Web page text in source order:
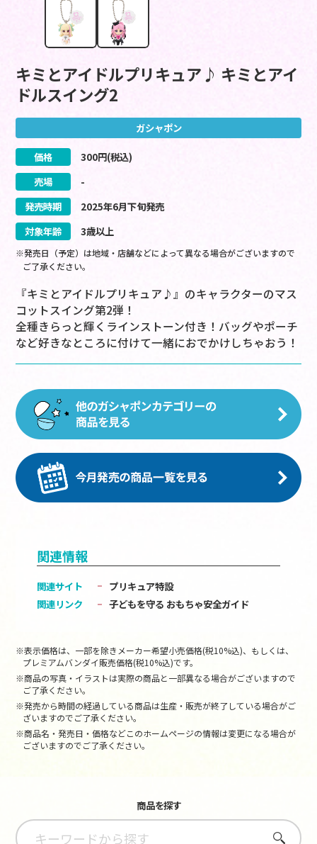
キミとアイドルプリキュア♪ キミとアイ
ドルスイング2
ガシャポン
価格 300円(税込)
売場
-
発売時期
2025年6月下旬発売
対象年齢
3歳以上
※発売日（予定）は地域・店舗などによって異なる場合がございますので
ご了承ください。
『キミとアイドルプリキュア♪』のキャラクターのマス
コットスイング第2弾！
全種きらっと輝くラインストーン付き！バッグやポーチ
など好きなところに付けて一緒におでかけしちゃおう！
関連情報
関連サイト
プリキュア特設
関連リンク
子どもを守る おもちゃ安全ガイド
※表示価格は、一部を除きメーカー希望小売価格(税10%込)、もしくは、
プレミアムバンダイ販売価格(税10%込)です。
※商品の写真・イラストは実際の商品と一部異なる場合がございますので
ご了承ください。
※発売から時間の経過している商品は生産・販売が終了している場合がご
ざいますのでご了承ください。
※商品名・発売日・価格などこのホームページの情報は変更になる場合が
ございますのでご了承ください。
商品を探す
さがす